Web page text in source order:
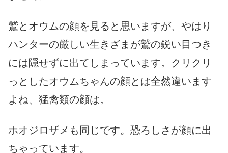
鷲とオウムの顔を見ると思いますが、やはり
ハンターの厳しい生きざまが鷲の鋭い目つき
には隠せずに出てしまっています。クリクリ
っとしたオウムちゃんの顔とは全然違います
よね、猛禽類の顔は。
ホオジロザメも同じです。恐ろしさが顔に出
ちゃっています。